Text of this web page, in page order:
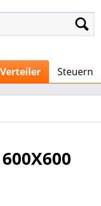
Verteiler Steuern